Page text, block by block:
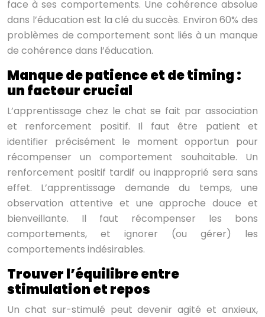
face à ses comportements. Une cohérence absolue
dans l’éducation est la clé du succès. Environ 60% des
problèmes de comportement sont liés à un manque
de cohérence dans l’éducation.
Manque de patience et de timing :
un facteur crucial
L’apprentissage chez le chat se fait par association
et renforcement positif. Il faut être patient et
identifier précisément le moment opportun pour
récompenser un comportement souhaitable. Un
renforcement positif tardif ou inapproprié sera sans
effet. L’apprentissage demande du temps, une
observation attentive et une approche douce et
bienveillante. Il faut récompenser les bons
comportements, et ignorer (ou gérer) les
comportements indésirables.
Trouver l’équilibre entre
stimulation et repos
Un chat sur-stimulé peut devenir agité et anxieux,